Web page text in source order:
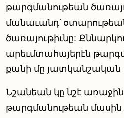
թարգմանութեան
մանաւանդ՝
ծառայութիւնը:
արեւմտահայերէն
քանի մը յատկանշական
Նշանեան կը նշէ
թարգմանութեան